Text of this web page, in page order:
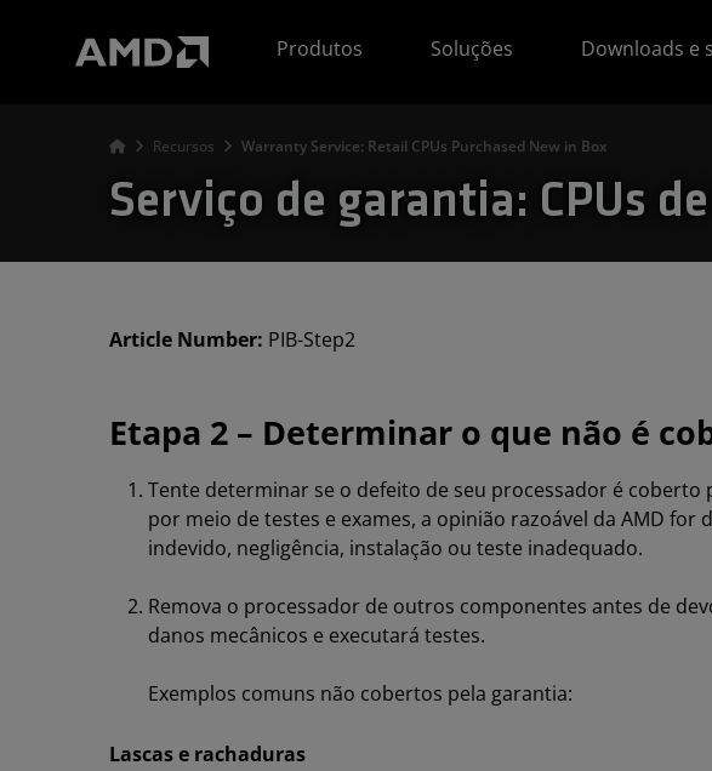
Produtos
Soluções Downloads e
Recursos Warranty Service: Retail CPUs Purchased New in Box
Serviço de garantia: CPUs
Article Number: PIB-Step2
Etapa 2 – Determinar o que não é
Tente determinar se o defeito de seu processador é coberto
por meio de testes e exames, a opinião razoável da AMD
indevido, negligência, instalação ou teste inadequado.
Remova o processador de outros componentes antes de
danos mecânicos e executará testes.
Exemplos comuns não cobertos pela garantia:
​Lascas e rachaduras